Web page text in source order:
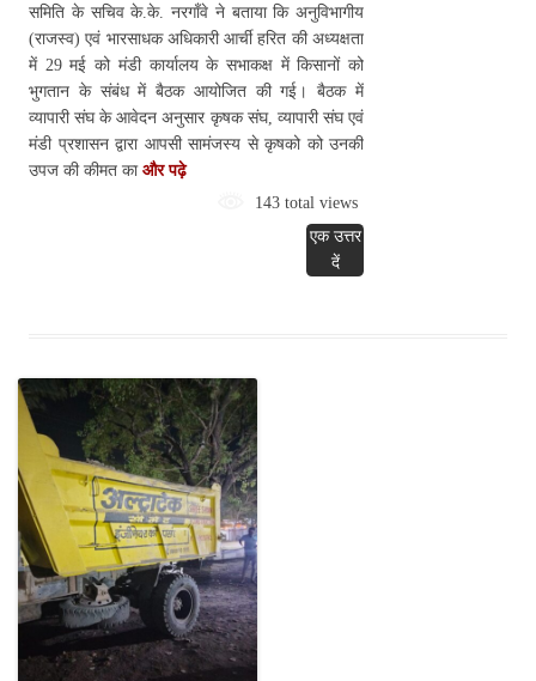
समिति के सचिव के.के. नरगाँवे ने बताया कि अनुविभागीय
(राजस्व) एवं भारसाधक अधिकारी आर्ची हरित की अध्यक्षता
में 29 मई को मंडी कार्यालय के सभाकक्ष में किसानों को
भुगतान के संबंध में बैठक आयोजित की गई। बैठक में
व्यापारी संघ के आवेदन अनुसार कृषक संघ, व्यापारी संघ एवं
मंडी प्रशासन द्वारा आपसी सामंजस्य से कृषको को उनकी
उपज की कीमत का और पढ़े
143 total views
एक उत्तर
दें